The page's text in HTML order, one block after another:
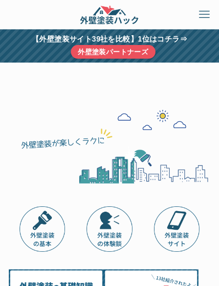
【外壁塗装サイト39社を比較】1位はコチラ⇒
外壁塗装パートナーズ